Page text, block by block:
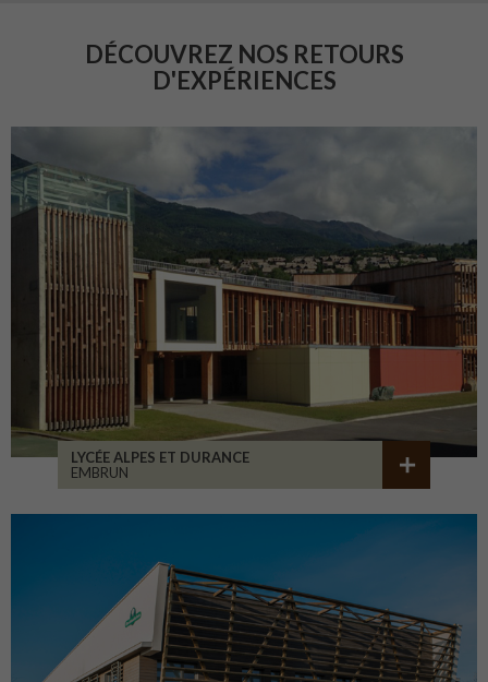
DÉCOUVREZ NOS RETOURS
D'EXPÉRIENCES
LYCÉE ALPES ET DURANCE
EMBRUN